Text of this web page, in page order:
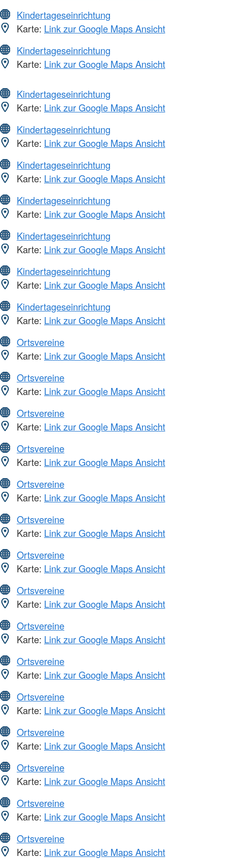
Kindertageseinrichtung
Karte: Link zur Google Maps Ansicht
Kindertageseinrichtung
Karte: Link zur Google Maps Ansicht
Kindertageseinrichtung
Karte: Link zur Google Maps Ansicht
Kindertageseinrichtung
Karte: Link zur Google Maps Ansicht
Kindertageseinrichtung
Karte: Link zur Google Maps Ansicht
Kindertageseinrichtung
Karte: Link zur Google Maps Ansicht
Kindertageseinrichtung
Karte: Link zur Google Maps Ansicht
Kindertageseinrichtung
Karte: Link zur Google Maps Ansicht
Kindertageseinrichtung
Karte: Link zur Google Maps Ansicht
Ortsvereine
Karte: Link zur Google Maps Ansicht
Ortsvereine
Karte: Link zur Google Maps Ansicht
Ortsvereine
Karte: Link zur Google Maps Ansicht
Ortsvereine
Karte: Link zur Google Maps Ansicht
Ortsvereine
Karte: Link zur Google Maps Ansicht
Ortsvereine
Karte: Link zur Google Maps Ansicht
Ortsvereine
Karte: Link zur Google Maps Ansicht
Ortsvereine
Karte: Link zur Google Maps Ansicht
Ortsvereine
Karte: Link zur Google Maps Ansicht
Ortsvereine
Karte: Link zur Google Maps Ansicht
Ortsvereine
Karte: Link zur Google Maps Ansicht
Ortsvereine
Karte: Link zur Google Maps Ansicht
Ortsvereine
Karte: Link zur Google Maps Ansicht
Ortsvereine
Karte: Link zur Google Maps Ansicht
Ortsvereine
Karte: Link zur Google Maps Ansicht